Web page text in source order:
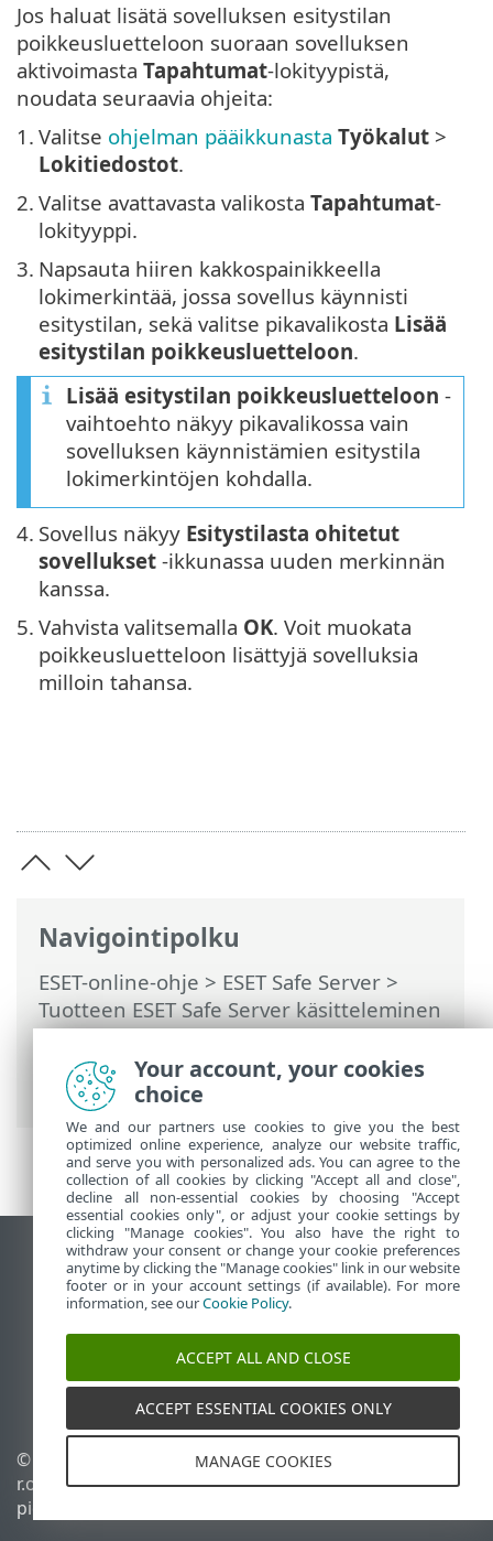
Navigointipolku
ESET-online-ohje > ESET Safe Server >
Tuotteen ESET Safe Server käsitteleminen
>Lisäasetukset>Käyttöliittymä>
Esitystila
> Esitystilasta ohitetut
sovellukset
Jos haluat lisätä sovelluksen esitystilan
poikkeusluetteloon suoraan sovelluksen
aktivoimasta Tapahtumat-lokityypistä,
noudata seuraavia ohjeita:
1. Valitse ohjelman pääikkunasta Työkalut >
Lokitiedostot.
2. Valitse avattavasta valikosta Tapahtumat-
lokityyppi.
3. Napsauta hiiren kakkospainikkeella
lokimerkintää, jossa sovellus käynnisti
esitystilan, sekä valitse pikavalikosta Lisää
esitystilan poikkeusluetteloon.
Lisää esitystilan poikkeusluetteloon -
vaihtoehto näkyy pikavalikossa vain
sovelluksen käynnistämien esitystila
lokimerkintöjen kohdalla.
4. Sovellus näkyy Esitystilasta ohitetut
sovellukset -ikkunassa uuden merkinnän
kanssa.
5. Vahvista valitsemalla OK. Voit muokata
poikkeusluetteloon lisättyjä sovelluksia
milloin tahansa.
Näytä tietokonesivusto
End of Life
ESET-tietämyskanta
ESET-foorumi
ESET Status Portal
Alueellinen tuki
© 1992 - 2026 ESET, spol. s
r.o. – Kaikki oikeudet
pidätetään.
Evästeiden hallinta
Evästekäytäntö
Your account, your cookies
choice
We and our partners use cookies to give you the best
optimized online experience, analyze our website traffic,
and serve you with personalized ads. You can agree to the
collection of all cookies by clicking "Accept all and close",
decline all non-essential cookies by choosing "Accept
essential cookies only", or adjust your cookie settings by
clicking "Manage cookies". You also have the right to
withdraw your consent or change your cookie preferences
anytime by clicking the "Manage cookies" link in our website
footer or in your account settings (if available). For more
information, see ourCookie Policy.
ACCEPT ALL AND CLOSE
ACCEPT ESSENTIAL COOKIES ONLY
MANAGE COOKIES